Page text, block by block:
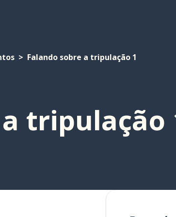
Falando sobre a tripulação 1
tripulação